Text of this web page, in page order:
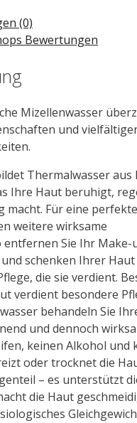
(0)
Bewertungen
Mizellenwasser
und
Thermalwasser aus
Ihre Haut beruhigt,
macht. Für eine perfekte
weitere wirksame
entfernen Sie Ihr Make-
schenken Ihrer Haut
die sie verdient.
verdient besondere
behandeln Sie
und dennoch
keinen Alkohol und
oder trocknet die
– es unterstützt
die Haut